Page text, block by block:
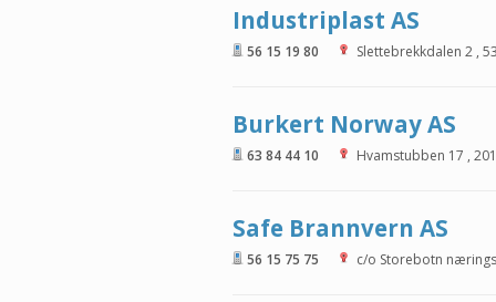
Industriplast AS
56 15 19 80 Slettebrekkdalen 2 ,
Burkert Norway AS
63 84 44 10 Hvamstubben 17 ,
Safe Brannvern AS
56 15 75 75 c/o Storebotn